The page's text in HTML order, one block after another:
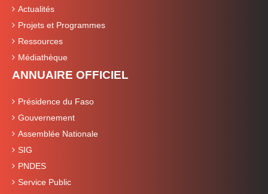
Actualités
Projets et Programmes
Ressources
Médiathèque
ANNUAIRE OFFICIEL
Présidence du Faso
Gouvernement
Assemblée Nationale
SIG
PNDES
Service Public